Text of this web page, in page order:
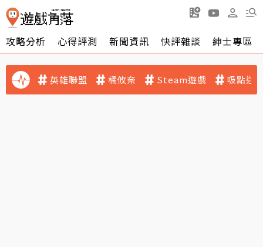
攻略分析 心得評測 新聞資訊 快評雜談 紳士專區
英雄聯盟 橘攸奈 Steam遊戲 吸點迷